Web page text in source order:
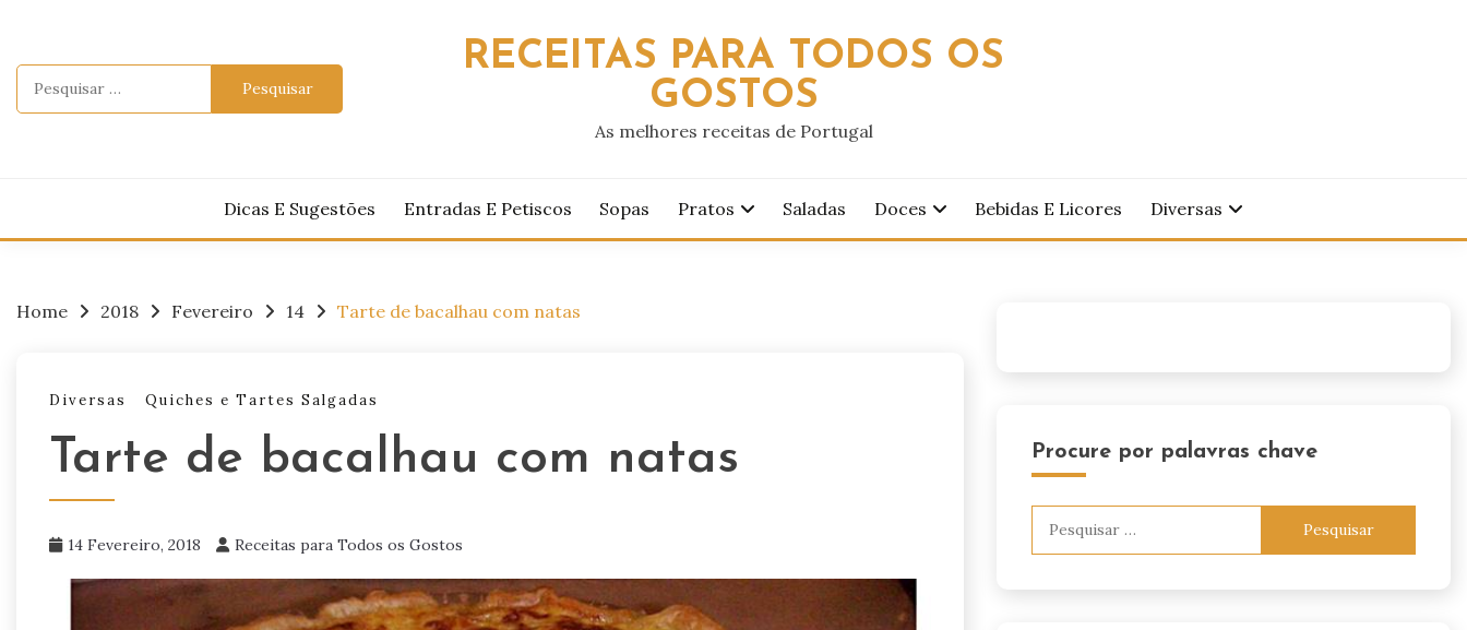
content
RECEITAS PARA TODOS OS
GOSTOS
As melhores receitas de Portugal
Dicas E Sugestões Entradas E Petiscos Sopas Pratos Saladas Doces Bebidas E Licores Diversas
Home 2018 Fevereiro 14 Tarte de bacalhau com natas
Diversas Quiches e Tartes Salgadas
Tarte de bacalhau com natas
14 Fevereiro, 2018 Receitas para Todos os Gostos
Procure por palavras chave